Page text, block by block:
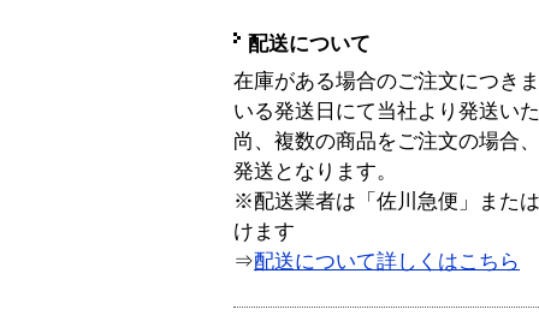
配送について
在庫がある場合のご注文につき
いる発送日にて当社より発送い
尚、複数の商品をご注文の場合
発送となります。
※配送業者は「佐川急便」また
けます
⇒配送について詳しくはこちら